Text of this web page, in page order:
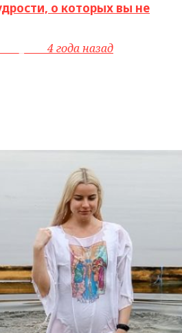
о которых вы не
4 года назад